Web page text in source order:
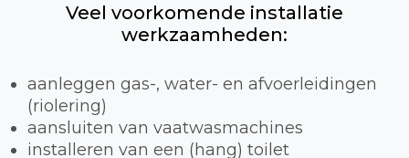
Veel voorkomende installatie
werkzaamheden:
aanleggen gas-, water- en afvoerleidingen
(riolering)
aansluiten van vaatwasmachines
installeren van een (hang) toilet